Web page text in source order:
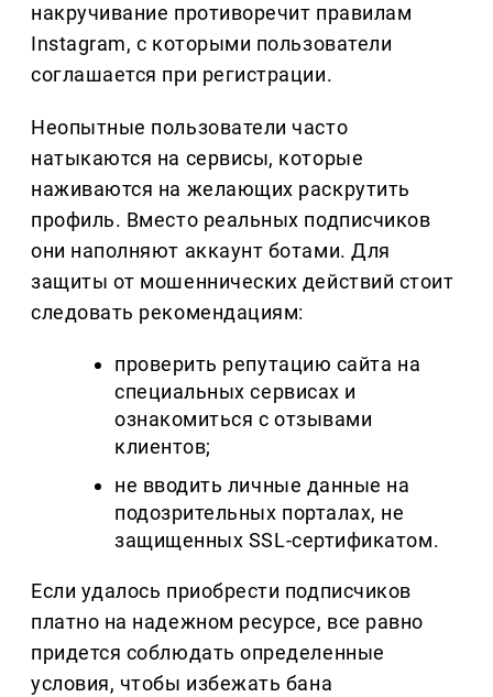
накручивание противоречит правилам
Instagram, с которыми пользователи
соглашается при регистрации.
Неопытные пользователи часто
натыкаются на сервисы, которые
наживаются на желающих раскрутить
профиль. Вместо реальных подписчиков
они наполняют аккаунт ботами. Для
защиты от мошеннических действий стоит
следовать рекомендациям:
проверить репутацию сайта на
специальных сервисах и
ознакомиться с отзывами
клиентов;
не вводить личные данные на
подозрительных порталах, не
защищенных SSL-сертификатом.
Если удалось приобрести подписчиков
платно на надежном ресурсе, все равно
придется соблюдать определенные
условия, чтобы избежать бана